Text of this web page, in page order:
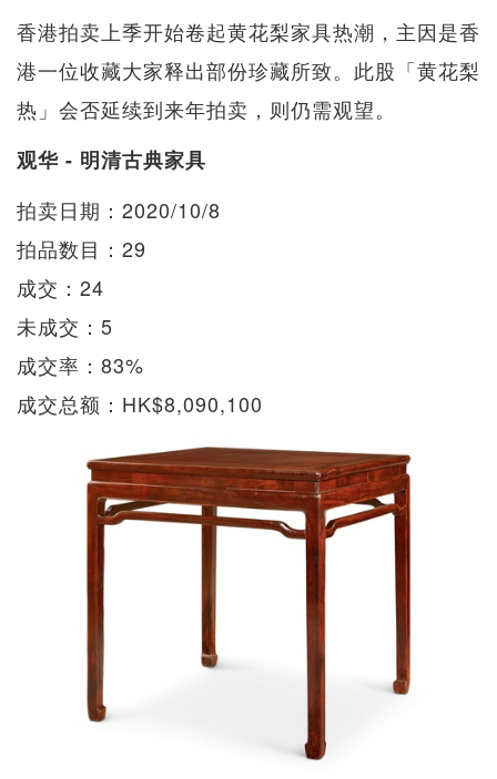
香港拍卖上季开始卷起黄花梨家具热潮，主因是香
港一位收藏大家释出部份珍藏所致。此股「黄花梨
热」会否延续到来年拍卖，则仍需观望。
观华 - 明清古典家具
拍卖日期：2020/10/8
拍品数目：29
成交：24
未成交：5
成交率：83%
成交总额：HK$8,090,100